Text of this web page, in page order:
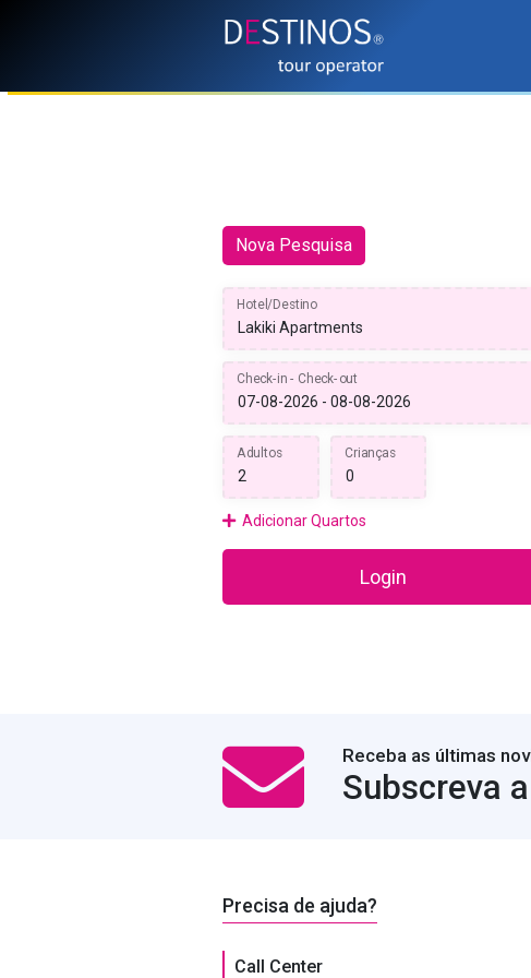
Nova Pesquisa
Hotel/Destino
Check-in - Check-out
Adultos Crianças
Adicionar Quartos
Login
Receba as últimas
Subscreva
Precisa de ajuda?
Call Center